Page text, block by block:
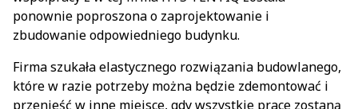
ponownie poproszona o zaprojektowanie i
zbudowanie odpowiedniego budynku.
Firma szukała elastycznego rozwiązania budowlanego,
które w razie potrzeby można będzie zdemontować i
przenieść w inne miejsce, gdy wszystkie prace zostaną